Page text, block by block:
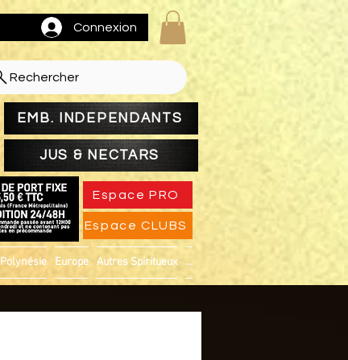
Connexion
Rechercher
EMB. INDEPENDANTS
JUS & NECTARS
Espace PRO
Espace CLUBS
Polynésie Europe Autres Spiritueux ...